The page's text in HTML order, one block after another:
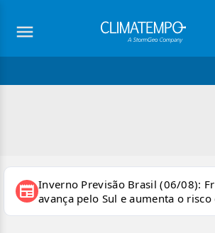
newspaper Inverno Previsão Brasil (06/08):
avança pelo Sul e aumenta o risco
temporais e ventania